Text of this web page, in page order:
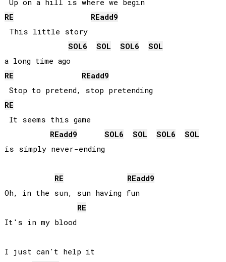
RE
REadd9
This little story
SOL6 SOL SOL6
SOL
RE
REadd9
RE
It seems this game
REadd9 SOL6 SOL SOL6
SOL
is simply never-ending
RE REadd9
Oh, in the sun, sun having fun
RE
It's in my blood
I just can't help it